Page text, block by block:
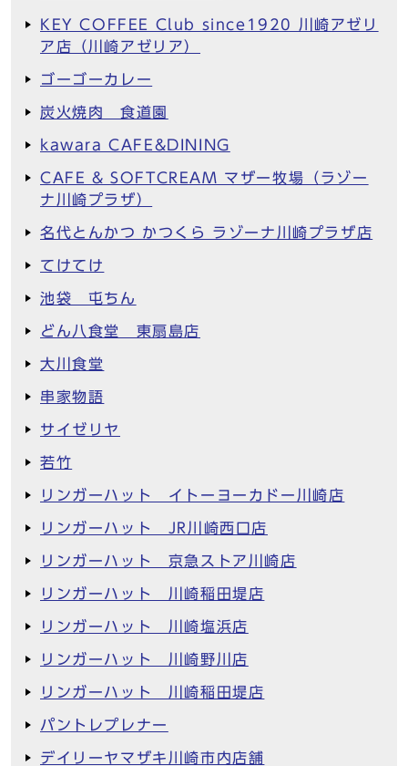
KEY COFFEE Club since1920 川崎アゼリ
ア店（川崎アゼリア）
ゴーゴーカレー
炭火焼肉 食道園
kawara CAFE&DINING
CAFE & SOFTCREAM マザー牧場（ラゾー
ナ川崎プラザ）
名代とんかつ かつくら ラゾーナ川崎プラザ店
てけてけ
池袋 屯ちん
どん八食堂 東扇島店
大川食堂
串家物語
サイゼリヤ
若竹
リンガーハット イトーヨーカドー川崎店
リンガーハット JR川崎西口店
リンガーハット 京急ストア川崎店
リンガーハット 川崎稲田堤店
リンガーハット 川崎塩浜店
リンガーハット 川崎野川店
リンガーハット 川崎稲田堤店
パントレプレナー
デイリーヤマザキ川崎市内店舗